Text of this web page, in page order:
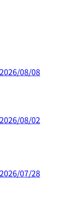
2026/08/08
2026/08/02
2026/07/28